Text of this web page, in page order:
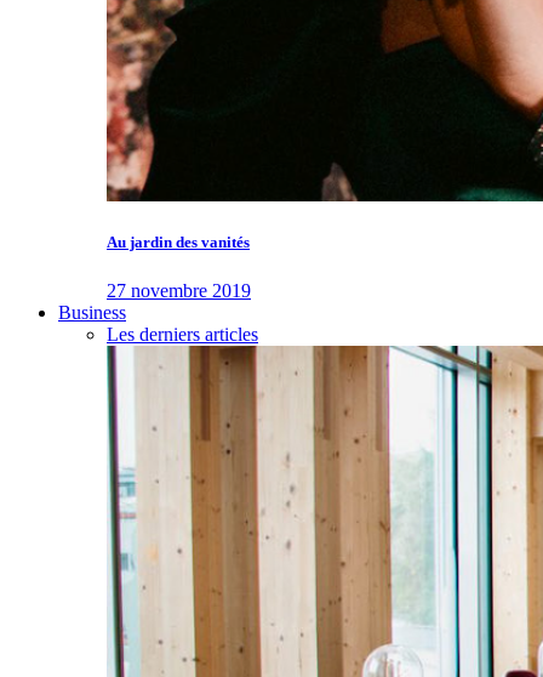
Au jardin des vanités
27 novembre 2019
Business
Les derniers articles